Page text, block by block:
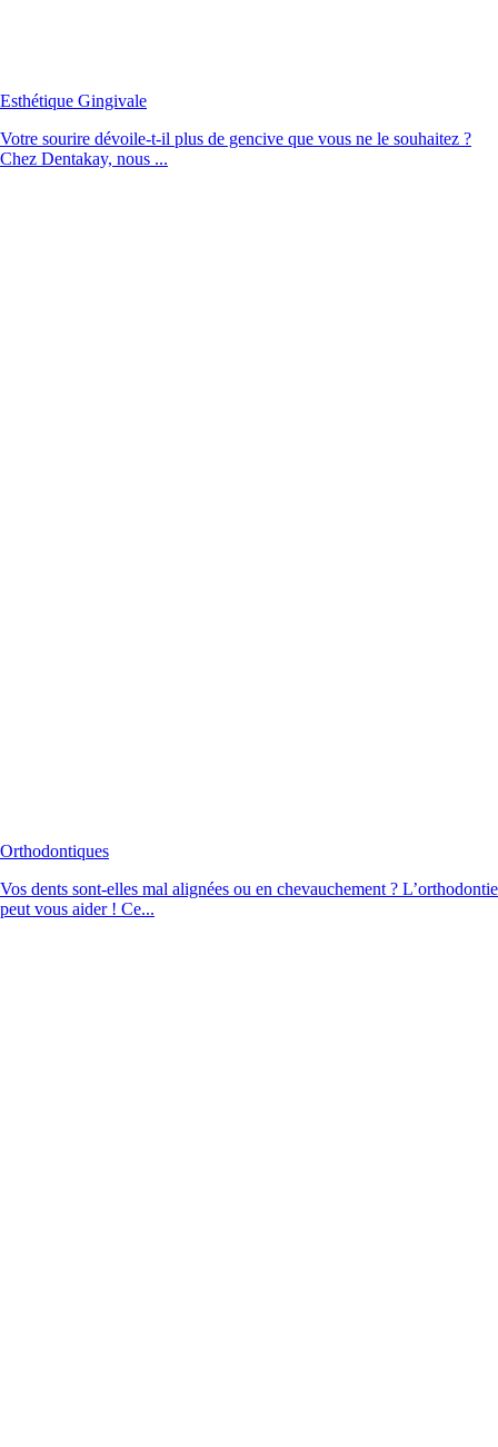
Esthétique Gingivale
Votre sourire dévoile-t-il plus de gencive que vous ne le souhaitez ?
Chez Dentakay, nous ...
Orthodontiques
Vos dents sont-elles mal alignées ou en chevauchement ? L’orthodontie
peut vous aider ! Ce...